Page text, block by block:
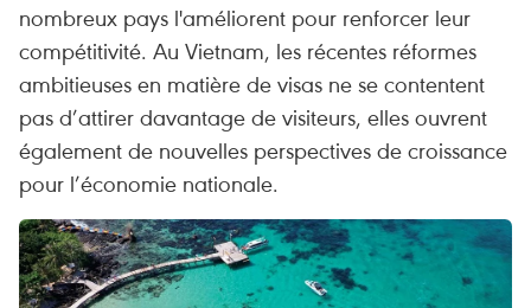
nombreux pays l'améliorent pour renforcer leur
compétitivité. Au Vietnam, les récentes réformes
ambitieuses en matière de visas ne se contentent
pas d’attirer davantage de visiteurs, elles ouvrent
également de nouvelles perspectives de croissance
pour l’économie nationale.